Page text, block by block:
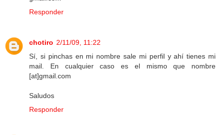
Responder
chotiro 2/11/09, 11:22
Sí, si pinchas en mi nombre sale mi perfil y ahí tienes mi
mail. En cualquier caso es el mismo que nombre
[at]gmail.com
Saludos
Responder